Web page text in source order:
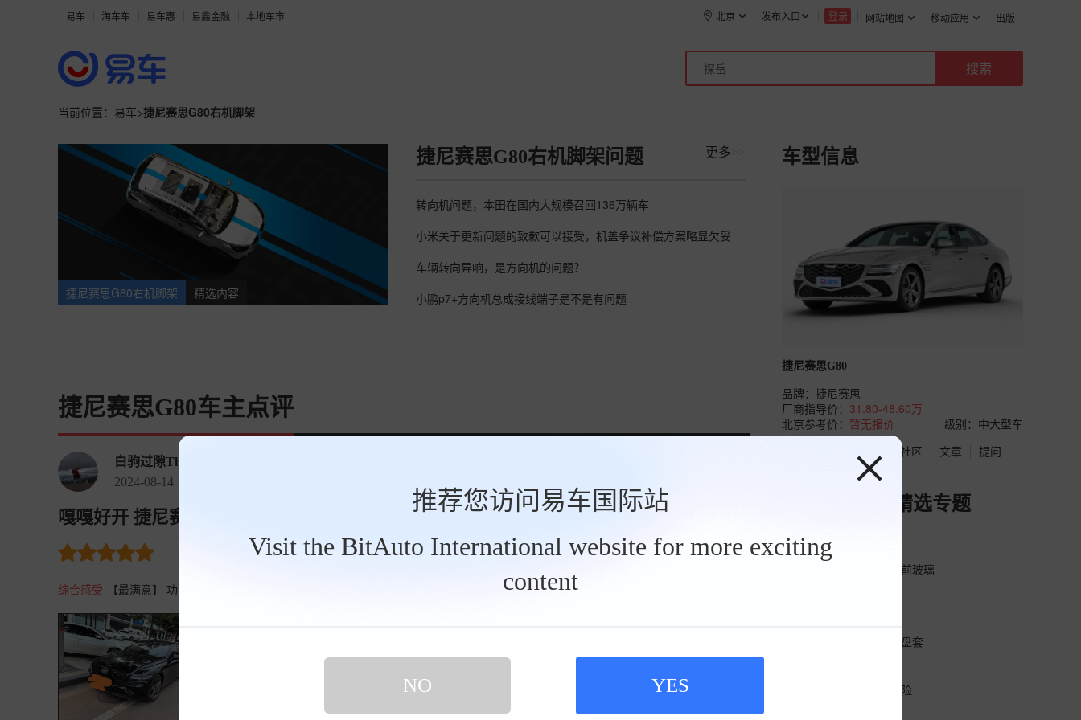
易车 淘车车 易车惠 易鑫金融 本地车市 网站地图 移动应用 出版
登录
发布入口
北京
推荐您访问易车国际站
Visit the BitAuto International website for more exciting
content
NO YES
当前位置： 易车>捷尼赛思G80右机脚架
捷尼赛思G80右机脚架 精选内容
捷尼赛思G80右机脚架问题 更多
转向机问题，本田在国内大规模召回136万辆车
小米关于更新问题的致歉可以接受，机盖争议补偿方案略显欠妥
车辆转向异响，是方向机的问题？
小鹏p7+方向机总成接线端子是不是有问题
捷尼赛思G80车主点评
白驹过隙ThWh
2024-08-14 13:12:49
嘎嘎好开 捷尼赛思G80 2024款 2.5T 四驱旗舰版
油耗 50.7 购车时间 2024-06-01
综合感受 【最满意】 功能多，动力大，轮胎款车稳，走烂路如平地，悬挂特别好。 查看完整点评 >>
车型信息
捷尼赛思G80
品牌： 捷尼赛思
厂商指导价： 31.80-48.60万
北京参考价： 暂无报价
级别：中大型车
社区 文章 提问
捷尼赛思G80精选专题
捷尼赛思G80油路
捷尼赛思G80侧滑动门前玻璃
捷尼赛思G80手缝方向盘套
捷尼赛思G80特别损失险